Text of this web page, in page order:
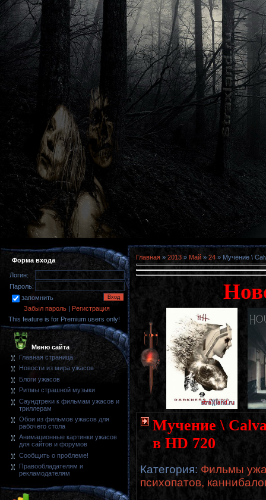
Форма входа
Логин:
Пароль:
запомнить
Забыл пароль | Регистрация
This feature is for Premium users only!
Меню сайта
Главная страница
Новости из мира ужасов
Блоги ужасов
Ритмы страшной музыки
Саундтреки к фильмам ужасов и
триллерам
Обои из фильмов ужасов для
рабочего стола
Анимационные картинки ужасов
для сайтов и форумов
Сообщить о проблеме!
Правообладателям и
рекламодателям
Главная » 2013 » Май » 24 » Мучение \
Мучение \
в HD 720
Категория: Фильмы
психопатов,